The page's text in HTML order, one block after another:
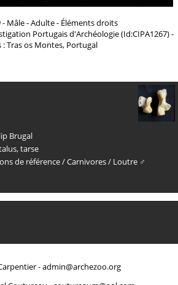
- Mâle - Adulte - Éléments droits
Portugais d'Archéologie (Id:CIPA1267) -
: Tras os Montes, Portugal
Brugal
,tarse
de référence/Carnivores/ Loutre ♂
-admin@archezoo.org